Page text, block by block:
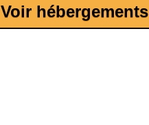
Voir hébergements